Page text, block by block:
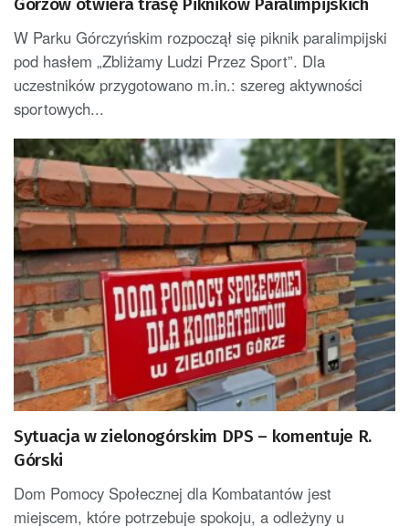
Gorzów otwiera trasę Pikników Paralimpijskich
W Parku Górczyńskim rozpoczął się piknik paralimpijski
pod hasłem „Zbliżamy Ludzi Przez Sport”. Dla
uczestników przygotowano m.in.: szereg aktywności
sportowych...
Sytuacja w zielonogórskim DPS – komentuje R.
Górski
Dom Pomocy Społecznej dla Kombatantów jest
miejscem, które potrzebuje spokoju, a odleżyny u